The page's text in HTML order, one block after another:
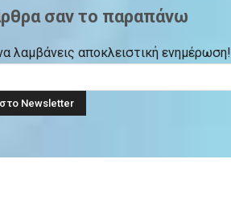
σαν το παραπάνω
λαμβάνεις αποκλειστική ενημέρωση!